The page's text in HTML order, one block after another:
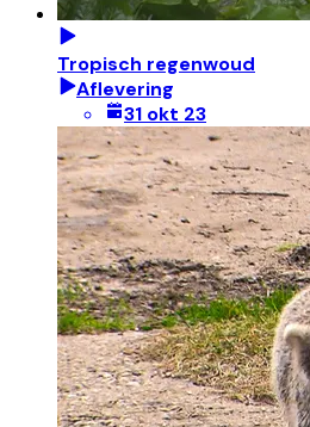
Tropisch regenwoud
Aflevering
31 okt 23